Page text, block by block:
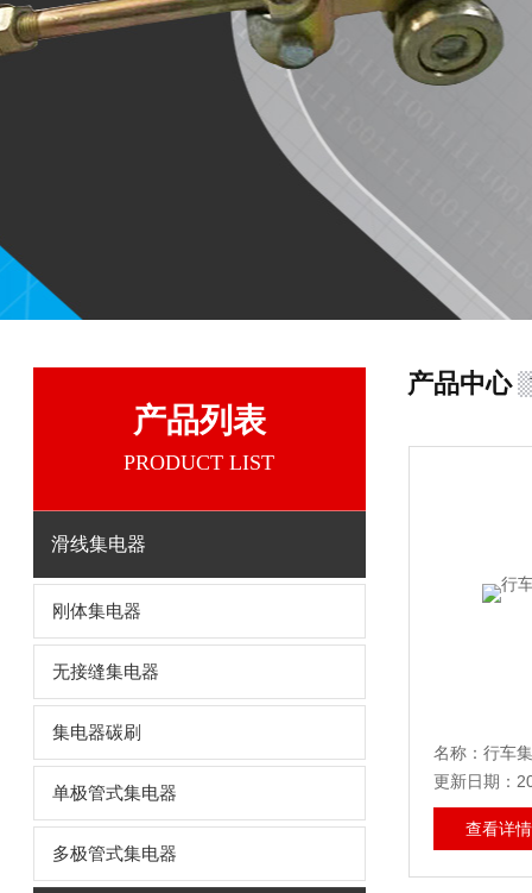
产品列表
PRODUCT LIST
滑线集电器
刚体集电器
无接缝集电器
集电器碳刷
单极管式集电器
多极管式集电器
产品中心
名称：行车
更新日期：
查看详情